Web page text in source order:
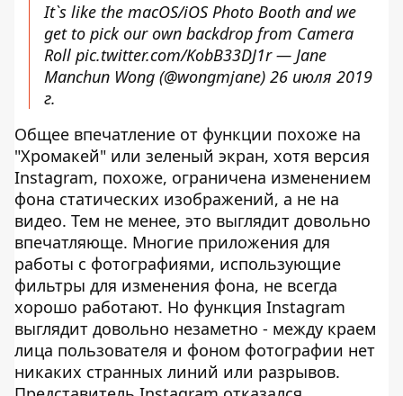
It`s like the macOS/iOS Photo Booth and we
get to pick our own backdrop from Camera
Roll pic.twitter.com/KobB33DJ1r— Jane
Manchun Wong (@wongmjane) 26 июля 2019
г.
Общее впечатление от функции похоже на
"Хромакей" или зеленый экран, хотя версия
Instagram, похоже, ограничена изменением
фона статических изображений, а не на
видео. Тем не менее, это выглядит довольно
впечатляюще. Многие приложения для
работы с фотографиями, использующие
фильтры для изменения фона, не всегда
хорошо работают. Но функция Instagram
выглядит довольно незаметно - между краем
лица пользователя и фоном фотографии нет
никаких странных линий или разрывов.